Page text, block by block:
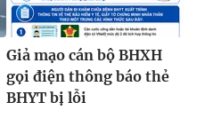
Giả mạo cán bộ BHXH
gọi điện thông báo thẻ
BHYT bị lỗi